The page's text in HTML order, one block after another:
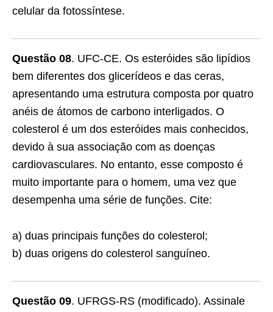
celular da fotossíntese.
Questão 08. UFC-CE. Os esteróides são lipídios
bem diferentes dos glicerídeos e das ceras,
apresentando uma estrutura composta por quatro
anéis de átomos de carbono interligados. O
colesterol é um dos esteróides mais conhecidos,
devido à sua associação com as doenças
cardiovasculares. No entanto, esse composto é
muito importante para o homem, uma vez que
desempenha uma série de funções. Cite:
a) duas principais funções do colesterol;
b) duas origens do colesterol sanguíneo.
Questão 09. UFRGS-RS (modificado). Assinale